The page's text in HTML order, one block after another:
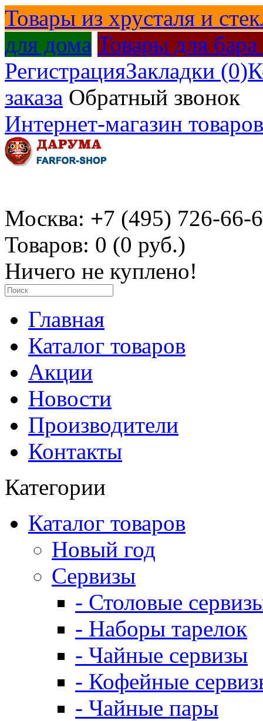
Товары из хрусталя и
для дома Товары для бара
РегистрацияЗакладки (0)
заказа Обратный звонок
Интернет-магазин
Москва: +7 (495) 726-66-
Товаров: 0 (0 руб.)
Ничего не куплено!
Главная
Каталог товаров
Акции
Новости
Производители
Контакты
Категории
Каталог товаров
Новый год
Сервизы
- Столовые
- Наборы тарелок
- Чайные сервизы
- Кофейные
- Чайные пары